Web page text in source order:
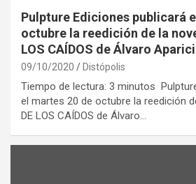
Pulpture Ediciones publicará
octubre la reedición de la
LOS CAÍDOS de Álvaro
09/10/2020 Distópolis
Tiempo de lectura: 3 minutos
el martes 20 de octubre la reedición
DE LOS CAÍDOS de Álvaro…